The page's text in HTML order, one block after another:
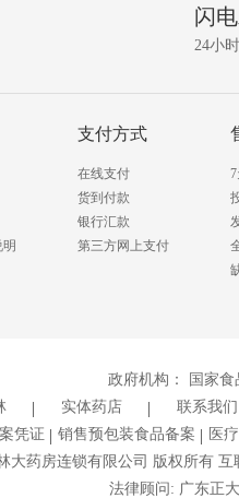
闪
24小
支付方式
在线支付
货到付款
银行汇款
第三方网上支付
政府机构：
国家
实体药店
联系我们
凭证 销售预包装食品备案
医
大药房连锁有限公司 版权所有
法律顾问: 广东正